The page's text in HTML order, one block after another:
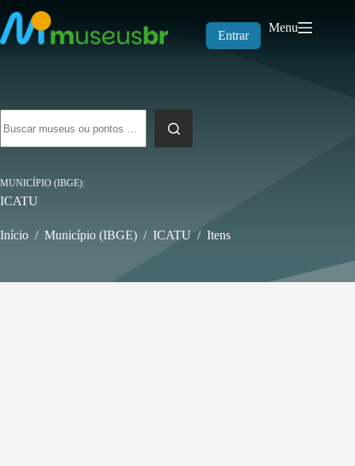
para
o
conteúdo
Entrar
Menu
resultados
MUNICÍPIO (IBGE)
ICATU
Início / Município (IBGE) / ICATU / Itens